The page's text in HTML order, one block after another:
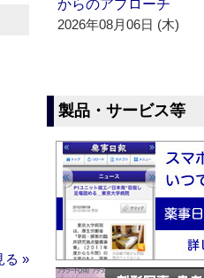
る »
からのアプローチ
2026年08月06日 (木)
製品・サービス等